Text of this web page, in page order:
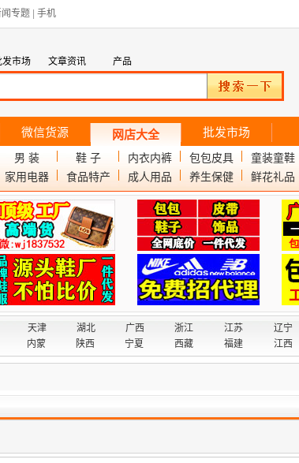
专题 手机
发市场 文章资讯 产品
微信货源 网店大全
批发市场
男 装 鞋 子 内衣内裤 包包皮具 童装童鞋
家用电器 食品特产 成人用品 养生保健 鲜花礼品
天津 湖北 广西 浙江 江苏 辽宁
内蒙 陕西 宁夏 西藏 福建 江西